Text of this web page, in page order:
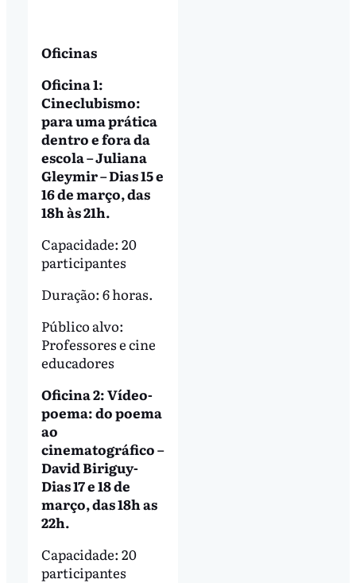
Oficinas
Oficina 1:
Cineclubismo:
para uma prática
dentro e fora da
escola – Juliana
Gleymir – Dias 15 e
16 de março, das
18h às 21h.
Capacidade: 20
participantes
Duração: 6 horas.
Público alvo:
Professores e cine
educadores
Oficina 2: Vídeo-
poema: do poema
ao
cinematográfico –
David Biriguy-
Dias 17 e 18 de
março, das 18h as
22h.
Capacidade: 20
participantes